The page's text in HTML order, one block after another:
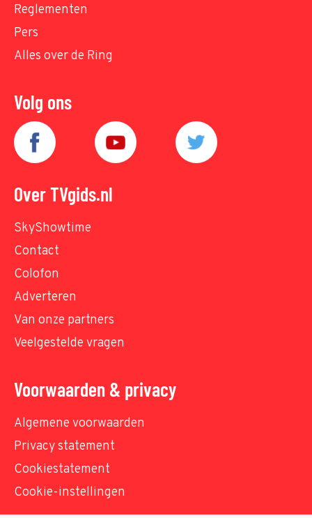
Reglementen
Pers
Alles over de Ring
Volg ons
Over TVgids.nl
SkyShowtime
Contact
Colofon
Adverteren
Van onze partners
Veelgestelde vragen
Voorwaarden & privacy
Algemene voorwaarden
Privacy statement
Cookiestatement
Cookie-instellingen